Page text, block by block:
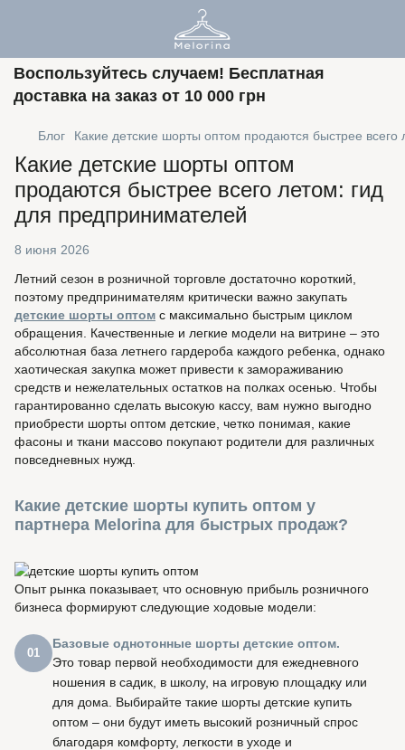
Воспользуйтесь случаем! Бесплатная
доставка на заказ от 10 000 грн
Блог Какие детские шорты оптом продаются быстрее
Какие детские шорты оптом
продаются быстрее всего летом: гид
для предпринимателей
8 июня 2026
Летний сезон в розничной торговле достаточно короткий,
поэтому предпринимателям критически важно закупать
детские шорты оптом с максимально быстрым циклом
обращения. Качественные и легкие модели на витрине – это
абсолютная база летнего гардероба каждого ребенка, однако
хаотическая закупка может привести к замораживанию
средств и нежелательных остатков на полках осенью. Чтобы
гарантированно сделать высокую кассу, вам нужно выгодно
приобрести шорты оптом детские, четко понимая, какие
фасоны и ткани массово покупают родители для различных
повседневных нужд.
Какие детские шорты купить оптом у
партнера Melorina для быстрых продаж?
Опыт рынка показывает, что основную прибыль розничного
бизнеса формируют следующие ходовые модели:
01
Базовые однотонные шорты детские оптом.
Это товар первой необходимости для ежедневного
ношения в садик, в школу, на игровую площадку или
для дома. Выбирайте такие шорты детские купить
оптом – они будут иметь высокий розничный спрос
благодаря комфорту, легкости в уходе и